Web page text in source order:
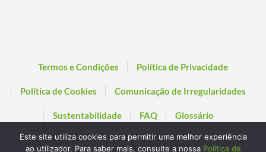
Termos e Condições Política de Privacidade
Política de Cookies Comunicação de Irregularidades
Sustentabilidade FAQ Glossário
Este site utiliza cookies para permitir uma melhor experiência
ao utilizador. Para saber mais, consulte a nossa Política de